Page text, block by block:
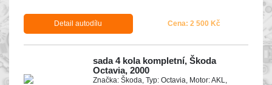
Detail autodílu Cena: 2 500 Kč
sada 4 kola kompletní, Škoda
Octavia, 2000
Značka: Škoda, Typ: Octavia, Motor: AKL,